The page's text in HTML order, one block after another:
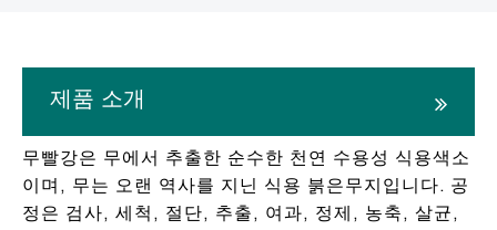
제품 소개
무빨강은 무에서 추출한 순수한 천연 수용성 식용색소
이며, 무는 오랜 역사를 지닌 식용 붉은무지입니다. 공
정은 검사, 세척, 절단, 추출, 여과, 정제, 농축, 살균,